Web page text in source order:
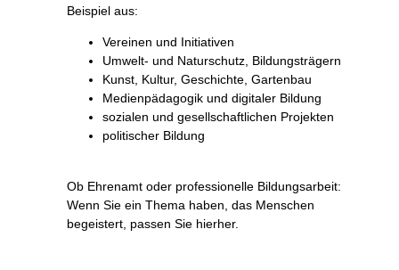
Beispiel aus:
Vereinen und Initiativen
Umwelt- und Naturschutz, Bildungsträgern
Kunst, Kultur, Geschichte, Gartenbau
Medienpädagogik und digitaler Bildung
sozialen und gesellschaftlichen Projekten
politischer Bildung
Ob Ehrenamt oder professionelle Bildungsarbeit:
Wenn Sie ein Thema haben, das Menschen
begeistert, passen Sie hierher.